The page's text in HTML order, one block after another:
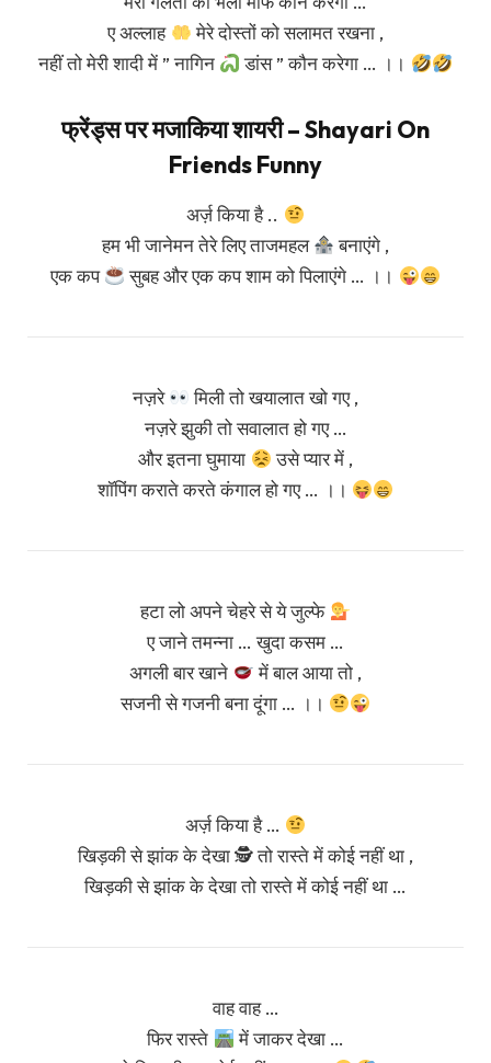
ए अल्लाह
मेरे दोस्तों को सलामत रखना ,
नहीं तो मेरी शादी में ” नागिन
डांस ” कौन करेगा … ।।
फ्रेंड्स पर मजाकिया शायरी – Shayari On
Friends Funny
अर्ज़ किया है ..
हम भी जानेमन तेरे लिए ताजमहल
बनाएंगे ,
एक कप
सुबह और एक कप शाम को पिलाएंगे … ।।
नज़रे
मिली तो खयालात खो गए ,
नज़रे झुकी तो सवालात हो गए …
और इतना घुमाया
उसे प्यार में ,
शॉपिंग कराते करते कंगाल हो गए … ।।
हटा लो अपने चेहरे से ये जुल्फे
ए जाने तमन्ना … खुदा कसम …
अगली बार खाने
में बाल आया तो ,
सजनी से गजनी बना दूंगा … ।।
अर्ज़ किया है …
खिड़की से झांक के देखा 🕵️ तो रास्ते में कोई नहीं था ,
खिड़की से झांक के देखा तो रास्ते में कोई नहीं था …
वाह वाह …
फिर रास्ते
में जाकर देखा …